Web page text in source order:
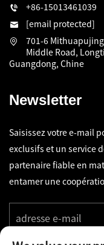
+86-15013461039
[email protected]
701-6
Middle Road,
Guangdong, Chine
Newsletter
Saisissez votre e-mail
exclusifs et un service
partenaire fiable en
entamer une